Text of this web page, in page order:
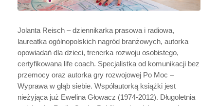
Jolanta Reisch – dziennikarka prasowa i radiowa,
laureatka ogólnopolskich nagród branżowych, autorka
opowiadań dla dzieci, trenerka rozwoju osobistego,
certyfikowana life coach. Specjalistka od komunikacji bez
przemocy oraz autorka gry rozwojowej Po Moc –
Wyprawa w głąb siebie. Współautorką książki jest
nieżyjąca już Ewelina Głowacz (1974-2012). Długoletnia